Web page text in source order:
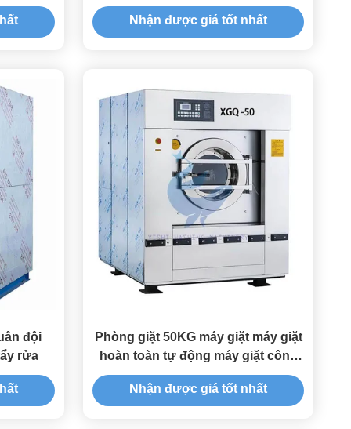
thương
và lồng giặt bằng thép không gỉ
cho giặt công nghiệp
Nhận được giá tốt nhất
đội
rửa
Phòng giặt 50KG máy giặt máy giặt
hoàn toàn tự động máy giặt công
nghiệp
Nhận được giá tốt nhất